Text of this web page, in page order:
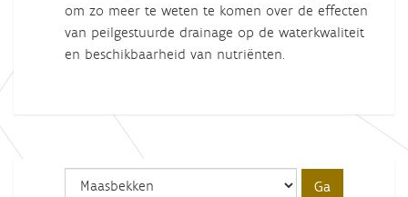
om zo meer te weten te komen over de effecten
van peilgestuurde drainage op de waterkwaliteit
en beschikbaarheid van nutriënten.